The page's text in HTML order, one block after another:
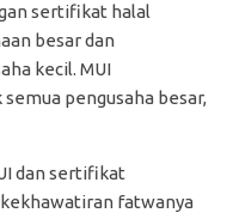
sertifikat halal
besar dan
kecil. MUI
pengusaha besar,
dan sertifikat
fatwanya